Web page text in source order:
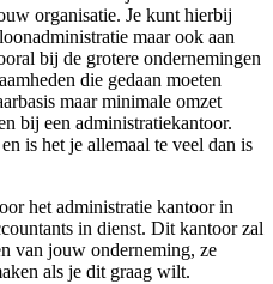
organisatie. Je kunt hierbij
maar ook aan
bij de grotere ondernemingen
die gedaan moeten
maar minimale omzet
bij een administratiekantoor.
is het je allemaal te veel dan is
het administratie kantoor in
in dienst. Dit kantoor zal
van jouw onderneming, ze
als je dit graag wilt.